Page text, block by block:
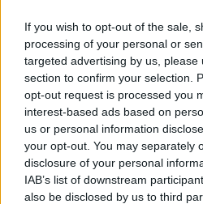
If you wish to opt-out of the sale,
processing of your personal or
targeted advertising by us, please
section to confirm your selection.
opt-out request is processed you
interest-based ads based on
us or personal information
your opt-out. You may separately
disclosure of your personal
IAB’s list of downstream
also be disclosed by us to third
Actus Info
Pourquoi le bouton
des voitures
Auto Pour Vous 5 août